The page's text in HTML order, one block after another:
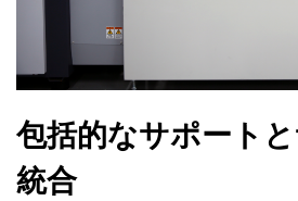
包括的なサポート
統合